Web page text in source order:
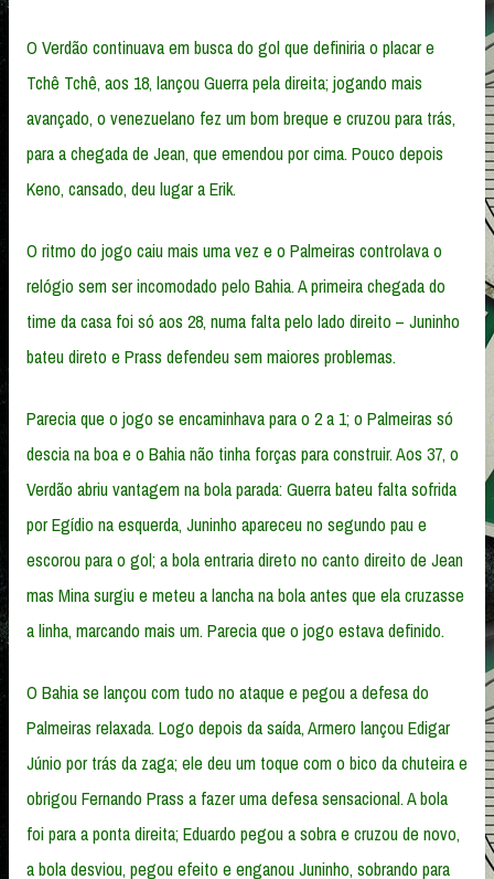
O Verdão continuava em busca do gol que definiria o placar e
Tchê Tchê, aos 18, lançou Guerra pela direita; jogando mais
avançado, o venezuelano fez um bom breque e cruzou para trás,
para a chegada de Jean, que emendou por cima. Pouco depois
Keno, cansado, deu lugar a Erik.
O ritmo do jogo caiu mais uma vez e o Palmeiras controlava o
relógio sem ser incomodado pelo Bahia. A primeira chegada do
time da casa foi só aos 28, numa falta pelo lado direito – Juninho
bateu direto e Prass defendeu sem maiores problemas.
Parecia que o jogo se encaminhava para o 2 a 1; o Palmeiras só
descia na boa e o Bahia não tinha forças para construir. Aos 37, o
Verdão abriu vantagem na bola parada: Guerra bateu falta sofrida
por Egídio na esquerda, Juninho apareceu no segundo pau e
escorou para o gol; a bola entraria direto no canto direito de Jean
mas Mina surgiu e meteu a lancha na bola antes que ela cruzasse
a linha, marcando mais um. Parecia que o jogo estava definido.
O Bahia se lançou com tudo no ataque e pegou a defesa do
Palmeiras relaxada. Logo depois da saída, Armero lançou Edigar
Júnio por trás da zaga; ele deu um toque com o bico da chuteira e
obrigou Fernando Prass a fazer uma defesa sensacional. A bola
foi para a ponta direita; Eduardo pegou a sobra e cruzou de novo,
a bola desviou, pegou efeito e enganou Juninho, sobrando para